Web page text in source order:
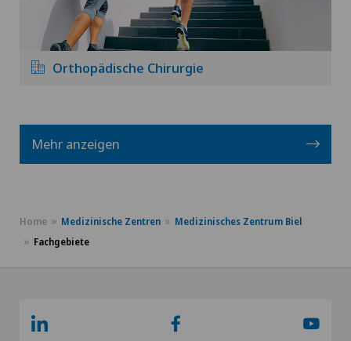
Orthopädische Chirurgie
Mehr anzeigen
Home Medizinische Zentren
Medizinisches Zentrum Biel
Fachgebiete